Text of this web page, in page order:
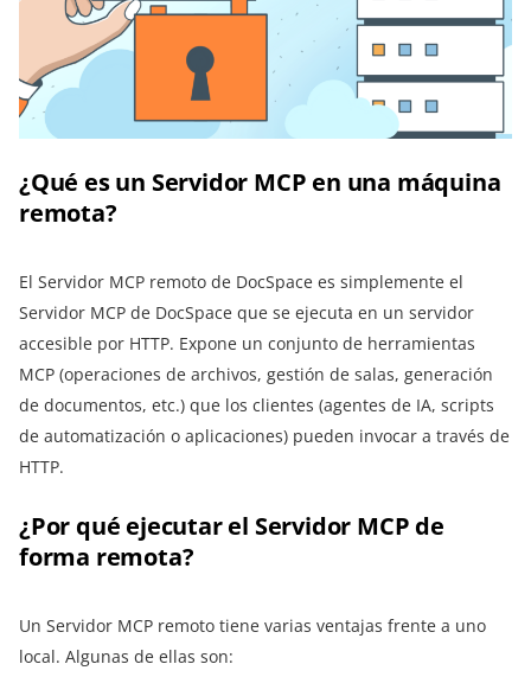
¿Qué es un Servidor MCP en una máquina
remota?
El Servidor MCP remoto de DocSpace es simplemente el
Servidor MCP de DocSpace que se ejecuta en un servidor
accesible por HTTP. Expone un conjunto de herramientas
MCP (operaciones de archivos, gestión de salas, generación
de documentos, etc.) que los clientes (agentes de IA, scripts
de automatización o aplicaciones) pueden invocar a través de
HTTP.
¿Por qué ejecutar el Servidor MCP de
forma remota?
Un Servidor MCP remoto tiene varias ventajas frente a uno
local. Algunas de ellas son: